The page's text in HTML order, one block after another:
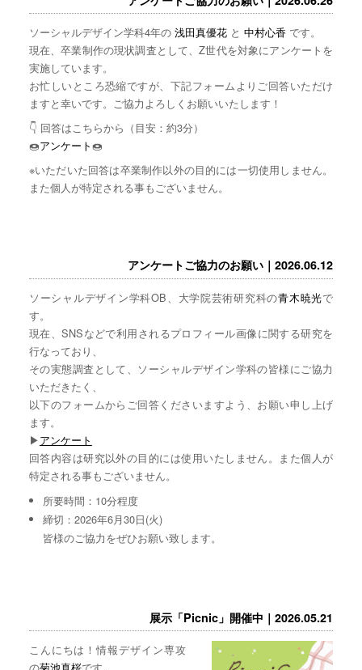
ソーシャルデザイン学科4年の 浅田真優花と 中村心香 です。
現在、卒業制作の現状調査として、Z世代を対象にアンケートを
実施しています。
お忙しいところ恐縮ですが、下記フォームよりご回答いただけ
ますと幸いです。ご協力よろしくお願いいたします！
👇 回答はこちらから（目安：約3分）
🍩アンケート🍩
※いただいた回答は卒業制作以外の目的には一切使用しません。
また個人が特定される事もございません。
アンケートご協力のお願い｜2026.06.12
ソーシャルデザイン学科OB、大学院芸術研究科の青木暁光で
す。
現在、SNSなどで利用されるプロフィール画像に関する研究を
行なっており、
その実態調査として、ソーシャルデザイン学科の皆様にご協力
いただきたく、
以下のフォームからご回答くださいますよう、お願い申し上げ
ます。
▶︎アンケート
回答内容は研究以外の目的には使用いたしません。また個人が
特定される事もございません。
所要時間：10分程度
締切：2026年6月30日(火)
皆様のご協力をぜひお願い致します。
展示「Picnic」開催中｜2026.05.21
こんにちは！情報デザイン専攻